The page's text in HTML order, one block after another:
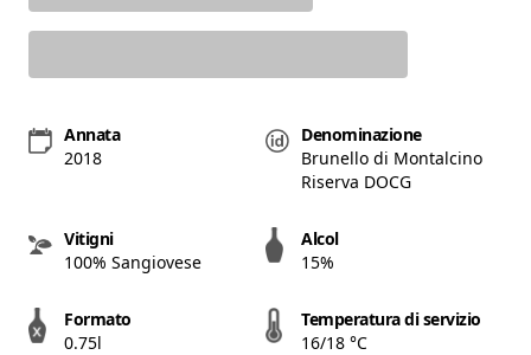
Annata
2018
Denominazione
Brunello di Montalcino
Riserva DOCG
Vitigni
100% Sangiovese
Alcol
15%
Formato
0.75l
Temperatura di servizio
16/18 °C